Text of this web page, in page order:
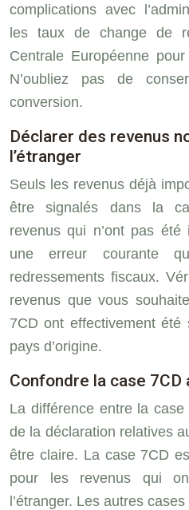
complications avec
les taux de change de
Centrale Européenne
N’oubliez pas de
conversion.
Déclarer des revenus
l’étranger
Seuls les revenus déjà
être signalés dans la
revenus qui n’ont pas été
une erreur courante
redressements fiscaux.
revenus que vous
7CD ont effectivement été
pays d’origine.
Confondre la case 7CD
La différence entre la
de la déclaration relatives
être claire. La case 7CD
pour les revenus qui
l’étranger. Les autres